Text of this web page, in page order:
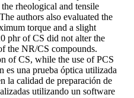
rheological and tensile
authors also evaluated the
torque and a slight
phr of CS did not alter the
the NR/CS compounds.
of CS, while the use of PCS
es una prueba óptica utilizada
la calidad de preparación de
utilizando un software